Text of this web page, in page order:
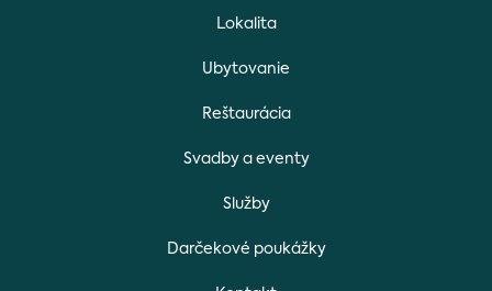
Lokalita
Ubytovanie
Reštaurácia
Svadby a eventy
Služby
Darčekové poukážky